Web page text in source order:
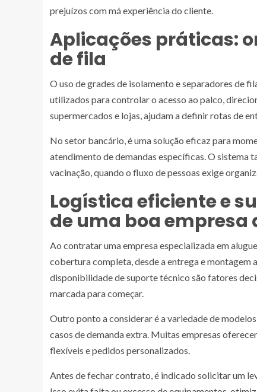
prejuízos com má experiência do cliente.
Aplicações práticas:
de fila
O uso de grades de isolamento e separadores de
utilizados para controlar o acesso ao palco,
supermercados e lojas, ajudam a definir rotas de
No setor bancário, é uma solução eficaz para
atendimento de demandas específicas. O sistema
vacinação, quando o fluxo de pessoas exige
Logística eficiente e
de uma boa empresa
Ao contratar uma empresa especializada em
cobertura completa, desde a entrega e montagem
disponibilidade de suporte técnico são fatores
marcada para começar.
Outro ponto a considerar é a variedade de
casos de demanda extra. Muitas empresas
flexíveis e pedidos personalizados.
Antes de fechar contrato, é indicado solicitar um